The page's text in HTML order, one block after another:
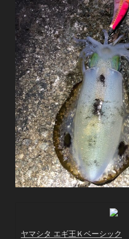
ヤマシタ エギ王Ｋベーシック